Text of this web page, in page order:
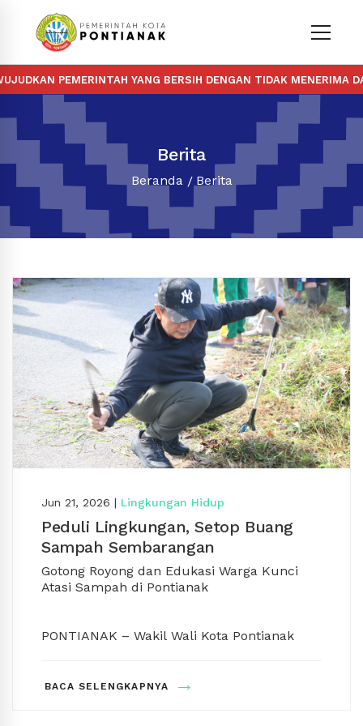
PEMERINTAH YANG BERSIH DENGAN TIDAK MENERIMA DAN
Berita
Beranda Berita
Jun 21, 2026 | Lingkungan Hidup
Peduli Lingkungan, Setop Buang
Sampah Sembarangan
Gotong Royong dan Edukasi Warga Kunci
Atasi Sampah di Pontianak
PONTIANAK – Wakil Wali Kota Pontianak
kepedulian terhadap kebersihan lingkungan
BACA SELENGKAPNYA →